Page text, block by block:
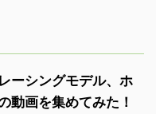
ーシングモデル、ホ
動画を集めてみた！